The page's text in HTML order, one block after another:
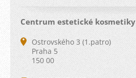
Centrum estetické kosmetiky
Ostrovského 3 (1.patro)
Praha 5
150 00